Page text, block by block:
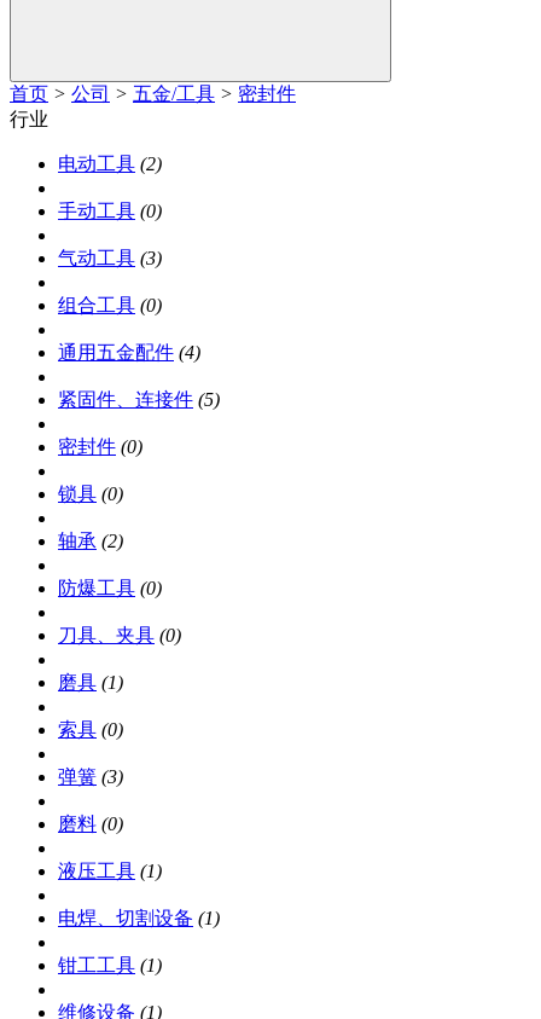
首页 > 公司 > 五金/工具 > 密封件
行业
电动工具 (2)
手动工具 (0)
气动工具 (3)
组合工具 (0)
通用五金配件 (4)
紧固件、连接件 (5)
密封件 (0)
锁具 (0)
轴承 (2)
防爆工具 (0)
刀具、夹具 (0)
磨具 (1)
索具 (0)
弹簧 (3)
磨料 (0)
液压工具 (1)
电焊、切割设备 (1)
钳工工具 (1)
维修设备 (1)